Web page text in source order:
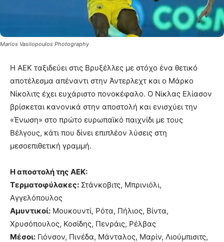
Marios Vasilopoulos Photography
Η ΑΕΚ ταξιδεύει στις Βρυξέλλες με στόχο ένα θετικό
αποτέλεσμα απέναντι στην Άντερλεχτ και ο Μάρκο
Νίκολιτς έχει ευχάριστο πονοκέφαλο. Ο Νίκλας Ελίασον
βρίσκεται κανονικά στην αποστολή και ενισχύει την
«Ένωση» στο πρώτο ευρωπαϊκό παιχνίδι με τους
Βέλγους, κάτι που δίνει επιπλέον λύσεις στη
μεσοεπιθετική γραμμή.
Η αποστολή της ΑΕΚ:
Τερματοφύλακες: Στάνκοβιτς, Μπρινιόλι,
Αγγελόπουλος
Αμυντικοί: Μουκουντί, Ρότα, Πήλιος, Βίντα,
Χρυσόπουλος, Κοσίδης, Πενράις, Ρέλβας
Μέσοι: Γιόνσον, Πινέδα, Μάνταλος, Μαρίν, Λιούμπισιτς,